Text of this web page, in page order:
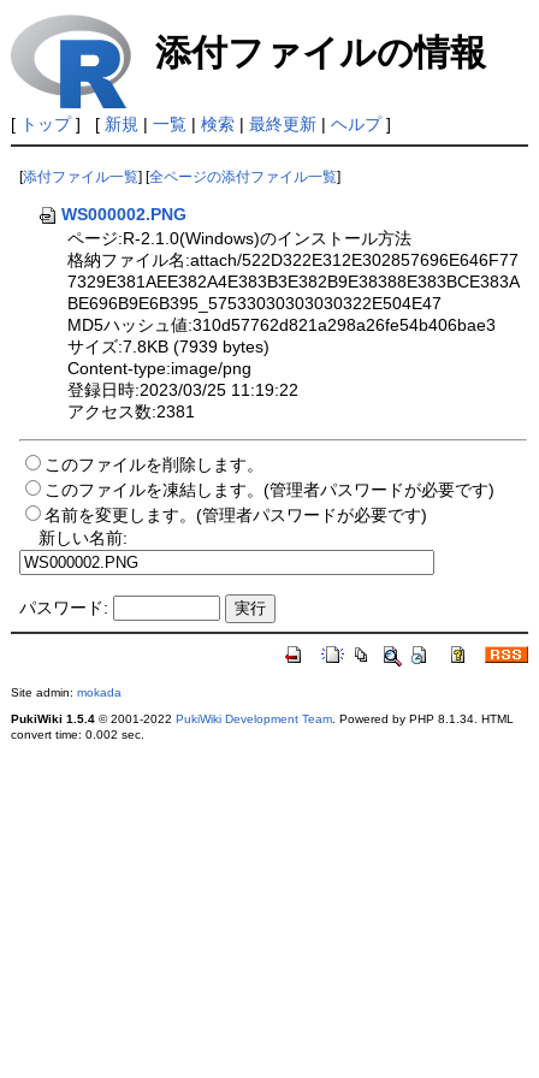
添付ファイルの情報
[ トップ] [ 新規 | 一覧| 検索| 最終更新| ヘルプ]
[添付ファイル一覧 ] [全ページの添付ファイル一覧
WS000002.PNG
ページ:R-2.1.0(Windows)のインストール方法
格納ファイル名:attach/522D322E312E302857696E646F77
7329E381AEE382A4E383B3E382B9E38388E383BCE383A
BE696B9E6B395_57533030303030322E504E47
MD5ハッシュ値:310d57762d821a298a26fe54b406bae3
サイズ:7.8KB (7939 bytes)
Content-type:image/png
登録日時:2023/03/25 11:19:22
アクセス数:2381
このファイルを削除します。
このファイルを凍結します。(管理者パスワードが必要です)
名前を変更します。(管理者パスワードが必要です)
新しい名前:
パスワード:
Site admin: mokada
PukiWiki 1.5.4© 2001-2022 PukiWiki Development Team. Powered by PHP 8.1.34. HTML
convert time: 0.002 sec.